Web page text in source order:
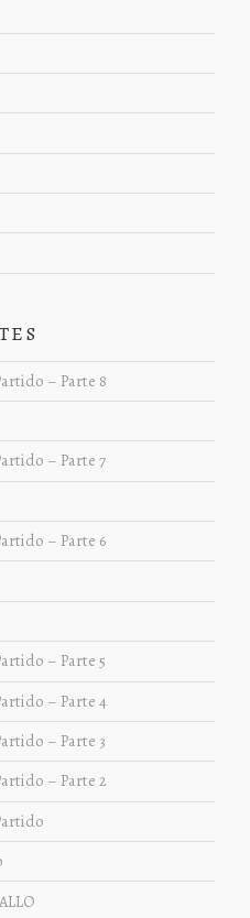
– Parte 8
– Parte 7
– Parte 6
– Parte 5
– Parte 4
– Parte 3
– Parte 2